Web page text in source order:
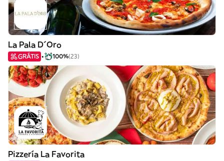
La Pala D´Oro
GRÁTIS 100%(23)
Pizzería La Favorita